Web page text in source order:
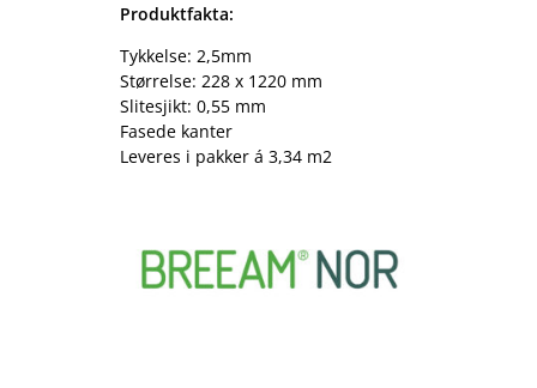
Produktfakta:
Tykkelse: 2,5mm
Størrelse: 228 x 1220 mm
Slitesjikt: 0,55 mm
Fasede kanter
Leveres i pakker á 3,34 m2